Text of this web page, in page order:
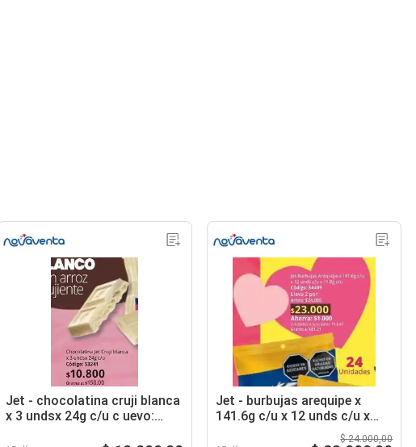
Jet - chocolatina cruji blanca
x 3 undsx 24g c/u c uevo:
Jet - burbujas arequipe x
141.6g c/u x 12 unds c/u x
$ 24.000,00